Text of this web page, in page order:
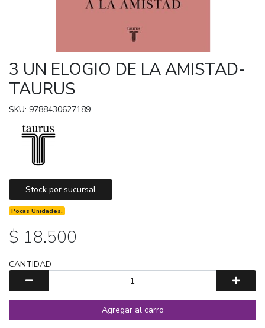
3 UN ELOGIO DE LA AMISTAD-
TAURUS
SKU: 9788430627189
Stock por sucursal
Pocas Unidades.
$ 18.500
CANTIDAD
Agregar al carro